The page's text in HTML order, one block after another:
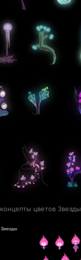
концепты цветов Звезды